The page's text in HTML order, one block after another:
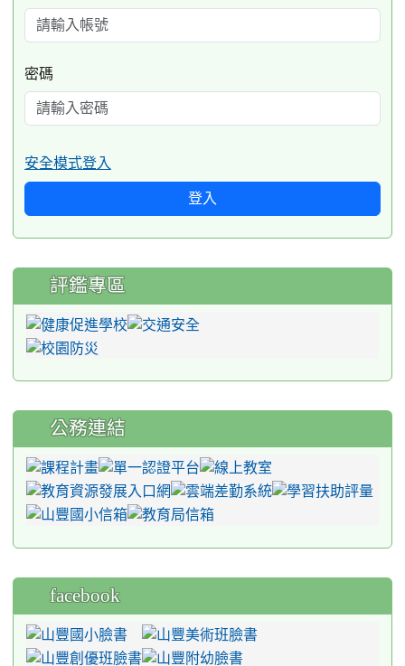
密碼
安全模式登入
登入
評鑑專區
公務連結
facebook